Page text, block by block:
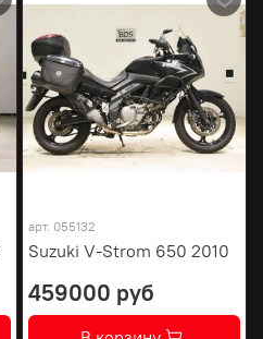
арт. 055132
Suzuki V-Strom 650 2010
459000 руб